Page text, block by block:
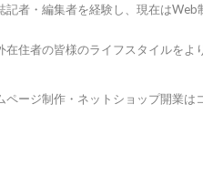
記者・編集者を経験し、現在は
在住者の皆様のライフスタイルを
ページ制作・ネットショップ開業は